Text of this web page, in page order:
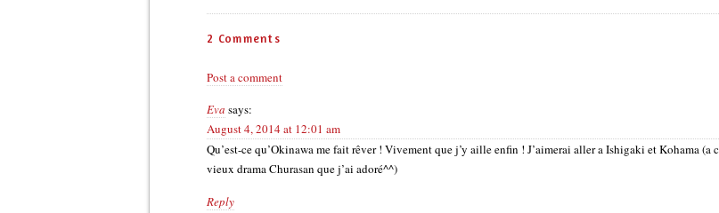
2 Comments
Post a comment
Eva says:
August 4, 2014 at 12:01 am
Qu’est-ce qu’Okinawa me fait rêver ! Vivement que j’y aille enfin ! J’aimerai aller a Ishigaki et Kohama (a
vieux drama Churasan que j’ai adoré^^)
Reply